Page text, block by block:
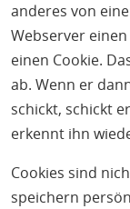
anderes von
Webserver
einen Cookie.
ab. Wenn er
schickt, schickt
erkennt ihn
Cookies sind
speichern